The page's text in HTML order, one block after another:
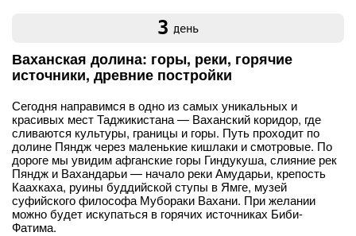
3 день
Ваханская долина: горы, реки, горячие
источники, древние постройки
Сегодня направимся в одно из самых уникальных и
красивых мест Таджикистана — Ваханский коридор, где
сливаются культуры, границы и горы. Путь проходит по
долине Пяндж через маленькие кишлаки и смотровые. По
дороге мы увидим афганские горы Гиндукуша, слияние рек
Пяндж и Вахандарьи — начало реки Амударьи, крепость
Каахкаха, руины буддийской ступы в Ямге, музей
суфийского философа Мубораки Вахани. При желании
можно будет искупаться в горячих источниках Биби-
Фатима.